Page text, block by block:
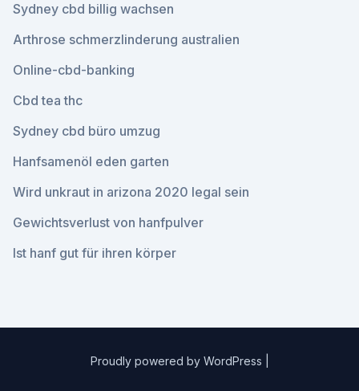
Sydney cbd billig wachsen
Arthrose schmerzlinderung australien
Online-cbd-banking
Cbd tea thc
Sydney cbd büro umzug
Hanfsamenöl eden garten
Wird unkraut in arizona 2020 legal sein
Gewichtsverlust von hanfpulver
Ist hanf gut für ihren körper
Proudly powered by WordPress